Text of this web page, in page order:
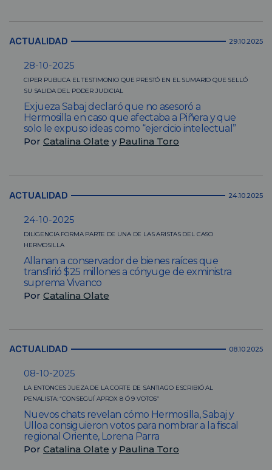
ACTUALIDAD 29.10.2025
28-10-2025
CIPER PUBLICA EL TESTIMONIO QUE PRESTÓ EN EL SUMARIO QUE SELLÓ
SU SALIDA DEL PODER JUDICIAL
Exjueza Sabaj declaró que no asesoró a
Hermosilla en caso que afectaba a Piñera y que
solo le expuso ideas como “ejercicio intelectual”
Por Catalina Olate y Paulina Toro
ACTUALIDAD 24.10.2025
24-10-2025
DILIGENCIA FORMA PARTE DE UNA DE LAS ARISTAS DEL CASO
HERMOSILLA
Allanan a conservador de bienes raíces que
transfirió $25 millones a cónyuge de exministra
suprema Vivanco
Por Catalina Olate
ACTUALIDAD 08.10.2025
08-10-2025
LA ENTONCES JUEZA DE LA CORTE DE SANTIAGO ESCRIBIÓ AL
PENALISTA: “CONSEGUÍ APROX 8 Ó 9 VOTOS”
Nuevos chats revelan cómo Hermosilla, Sabaj y
Ulloa consiguieron votos para nombrar a la fiscal
regional Oriente, Lorena Parra
Por Catalina Olate y Paulina Toro